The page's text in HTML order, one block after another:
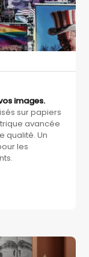
images.
sur papiers
avancée
qualité. Un
les